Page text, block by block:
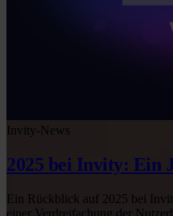
Invity-News
2025 bei Invity: Ein
Ein Rückblick auf 2025 bei
einer Verdreifachung der